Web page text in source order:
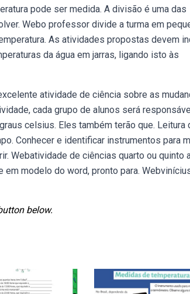
pode ser medida. A divisão é uma das
Webo professor divide a turma em
As atividades propostas devem
da água em jarras, ligando isto às
atividade de ciência sobre as
cada grupo de alunos será
celsius. Eles também terão que. Leitura
Conhecer e identificar instrumentos para
Webatividade de ciências quarto ou quinto
modelo do word, pronto para.
below.